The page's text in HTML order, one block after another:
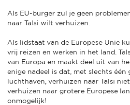
Als EU-burger zul je geen
naar Talsi wilt verhuizen.
Als lidstaat van de Europese Unie
vrij reizen en werken in het land.
van Europa en maakt deel uit van
enige nadeel is dat, met slechts
luchthaven, verhuizen naar Talsi
verhuizen naar grotere Europese
onmogelijk!